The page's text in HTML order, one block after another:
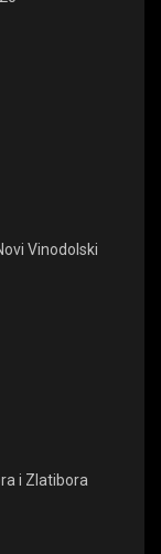
Vinodolski
i Zlatibora